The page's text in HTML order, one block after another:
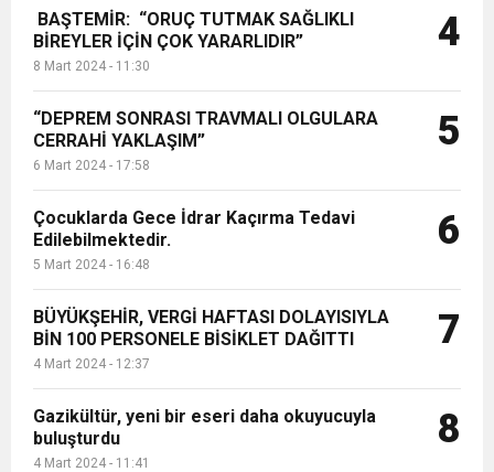
BAŞTEMİR: “ORUÇ TUTMAK SAĞLIKLI
BİREYLER İÇİN ÇOK YARARLIDIR”
8 Mart 2024 - 11:30
4
“DEPREM SONRASI TRAVMALI OLGULARA
CERRAHİ YAKLAŞIM”
6 Mart 2024 - 17:58
5
Çocuklarda Gece İdrar Kaçırma Tedavi
Edilebilmektedir.
5 Mart 2024 - 16:48
6
BÜYÜKŞEHİR, VERGİ HAFTASI DOLAYISIYLA
BİN 100 PERSONELE BİSİKLET DAĞITTI
4 Mart 2024 - 12:37
7
Gazikültür, yeni bir eseri daha okuyucuyla
buluşturdu
4 Mart 2024 - 11:41
8